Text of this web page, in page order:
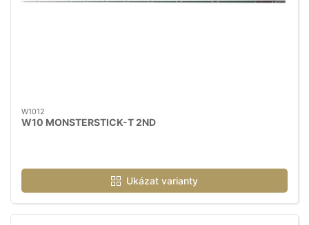
W1012
W10 MONSTERSTICK-T 2ND
Ukázat varianty